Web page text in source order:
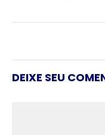
DEIXE SEU